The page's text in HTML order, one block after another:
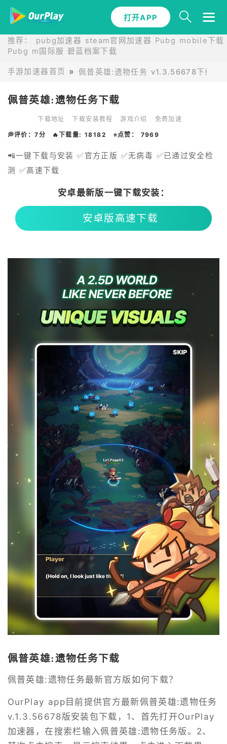
打开APP
推荐： pubg加速器 steam官网加速器 Pubg mobile下载
Pubg m国际服 碧蓝档案下载
手游加速器首页 佩普英雄:遗物任务 v1.3.56678下载
佩普英雄:遗物任务下载
下载地址 下载安装教程 游戏介绍 免费加速
💭评价：7分 🔥下载量: 18182 ⭐点赞： 7969
📲一键下载与安装 ✅官方正版 ✅无病毒 ✅已通过安全检
测 ✅高速下载
安卓最新版一键下载安装：
安卓版高速下载
佩普英雄:遗物任务下载
佩普英雄:遗物任务最新官方版如何下载？
OurPlay app目前提供官方最新佩普英雄:遗物任务
v.1.3.56678版安装包下载，1、首先打开OurPlay
加速器，在搜索栏输入佩普英雄:遗物任务版。2、